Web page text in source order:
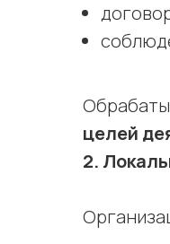
целей
2.